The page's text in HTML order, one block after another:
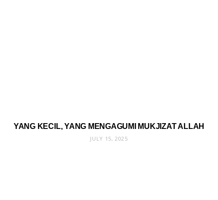
YANG KECIL, YANG MENGAGUMI MUKJIZAT ALLAH
JULY 15, 2025